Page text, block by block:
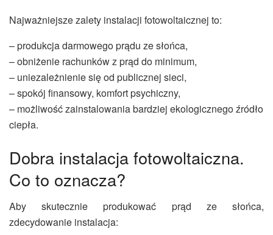
Najważniejsze zalety instalacji fotowoltaicznej to:
– produkcja darmowego prądu ze słońca,
– obniżenie rachunków z prąd do minimum,
– uniezależnienie się od publicznej sieci,
– spokój finansowy, komfort psychiczny,
– możliwość zainstalowania bardziej ekologicznego źródło
ciepła.
Dobra instalacja fotowoltaiczna.
Co to oznacza?
Aby skutecznie produkować prąd ze słońca,
zdecydowanie instalacja: